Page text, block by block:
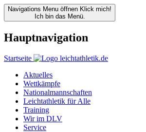
Navigations Menu öffnen Klick mich!
Ich bin das Menü.
Hauptnavigation
Startseite
Aktuelles
Wettkämpfe
Nationalmannschaften
Leichtathletik für Alle
Training
Wir im DLV
Service